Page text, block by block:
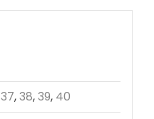
37,38,39, 40